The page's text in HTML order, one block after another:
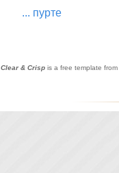
... пурте
Clear & Crisp is a free template from